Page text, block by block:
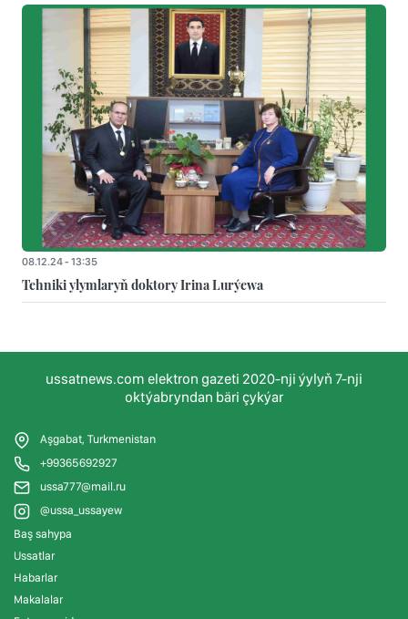
08.12.24 - 13:35
Tehniki ylymlaryň doktory Irina Lurýewa
ussatnews.com elektron gazeti 2020-nji ýylyň 7-nji
oktýabryndan bäri çykýar
Aşgabat, Turkmenistan
+99365692927
ussa777@mail.ru
@ussa_ussayew
Baş sahypa
Ussatlar
Habarlar
Makalalar